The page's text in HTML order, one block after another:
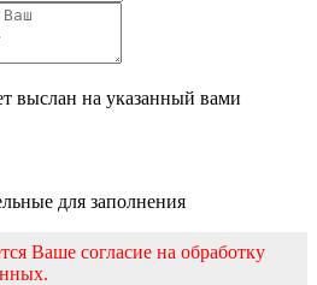
выслан на указанный вами
для заполнения
Ваше согласие на обработку